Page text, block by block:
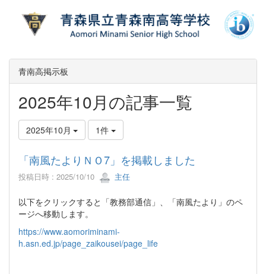
青南高掲示板
2025年10月の記事一覧
2025年10月 1件
「南風たよりＮＯ7」を掲載しました
投稿日時 : 2025/10/10 主任
以下をクリックすると「教務部通信」、「南風たより」のペ
ージへ移動します。
https://www.aomoriminami-
h.asn.ed.jp/page_zaikousei/page_life